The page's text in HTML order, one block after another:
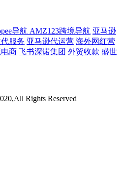
导航 AMZ123跨境导航 亚马逊
服务 亚马逊代运营 海外网红营
商 飞书深诺集团 外贸收款 盛世
Rights Reserved